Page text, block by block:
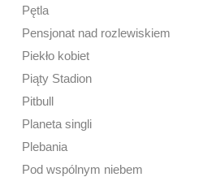
Pętla
Pensjonat nad rozlewiskiem
Piekło kobiet
Piąty Stadion
Pitbull
Planeta singli
Plebania
Pod wspólnym niebem